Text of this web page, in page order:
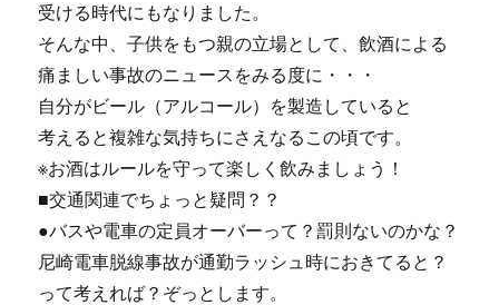
受ける時代にもなりました。
そんな中、子供をもつ親の立場として、飲酒による
痛ましい事故のニュースをみる度に・・・
自分がビール（アルコール）を製造していると
考えると複雑な気持ちにさえなるこの頃です。
※お酒はルールを守って楽しく飲みましょう！
■交通関連でちょっと疑問？？
●バスや電車の定員オーバーって？罰則ないのかな？
尼崎電車脱線事故が通勤ラッシュ時におきてると？
って考えれば？ぞっとします。